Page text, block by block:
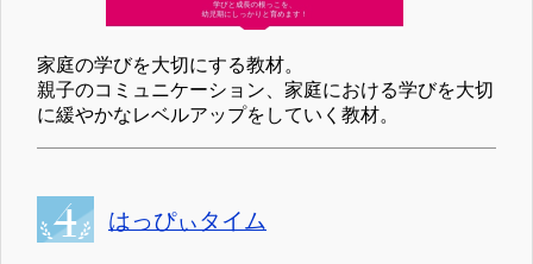
家庭の学びを大切にする教材。
親子のコミュニケーション、家庭における学びを大切
に緩やかなレベルアップをしていく教材。
はっぴぃタイム